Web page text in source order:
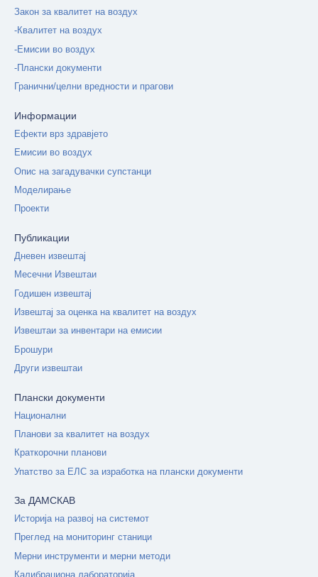
Закон за квалитет на воздух
-Квалитет на воздух
-Емисии во воздух
-Плански документи
Гранични/целни вредности и прагови
Информации
Ефекти врз здравјето
Емисии во воздух
Опис на загадувачки супстанци
Моделирање
Проекти
Публикации
Дневен извештај
Месечни Извештаи
Годишен извештај
Извештај за оценка на квалитет на воздух
Извештаи за инвентари на емисии
Брошури
Други извештаи
Плански документи
Национални
Планови за квалитет на воздух
Краткорочни планови
Упатство за ЕЛС за изработка на плански документи
За ДАМСКАВ
Историја на развој на системот
Преглед на мониторинг станици
Мерни инструменти и мерни методи
Калибрациона лабораторија